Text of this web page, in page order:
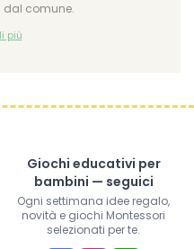
dal comune.
più
Giochi educativi per
bambini — seguici
Ogni settimana idee regalo,
novità e giochi Montessori
selezionati per te.